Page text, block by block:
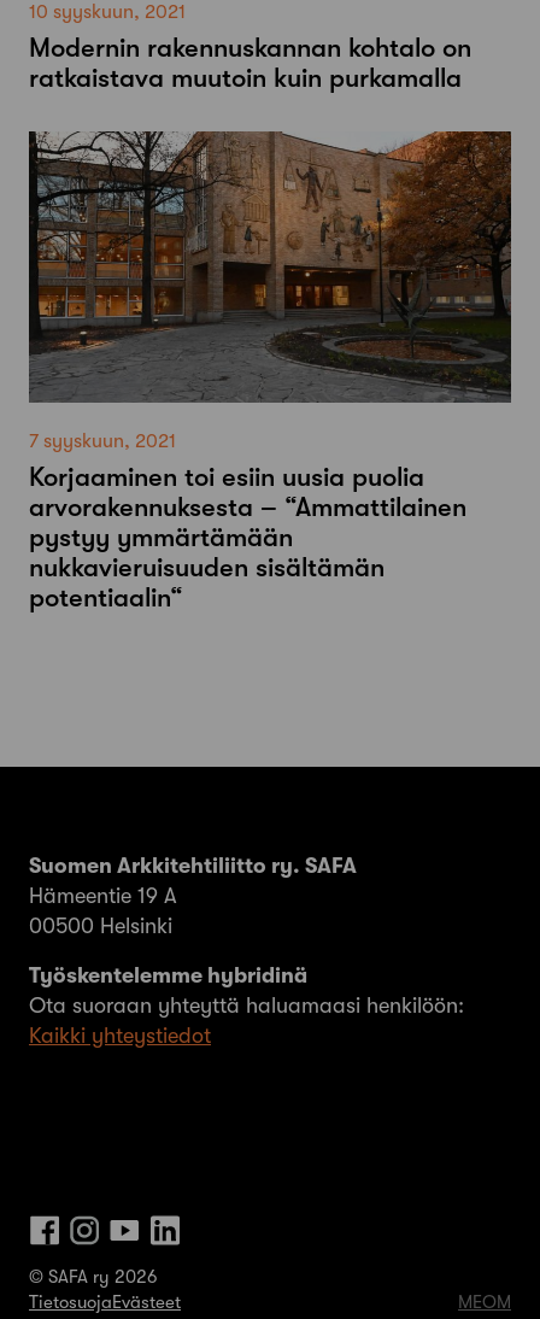
10 syyskuun, 2021
Modernin rakennuskannan kohtalo on
ratkaistava muutoin kuin purkamalla
7 syyskuun, 2021
Korjaaminen toi esiin uusia puolia
arvorakennuksesta – “Ammattilainen
pystyy ymmärtämään
nukkavieruisuuden sisältämän
potentiaalin“
Suomen Arkkitehtiliitto ry. SAFA
Hämeentie 19 A
00500 Helsinki
Työskentelemme hybridinä
Ota suoraan yhteyttä haluamaasi henkilöön:
Kaikki yhteystiedot
© SAFA ry 2026
TietosuojaEvästeet MEOM